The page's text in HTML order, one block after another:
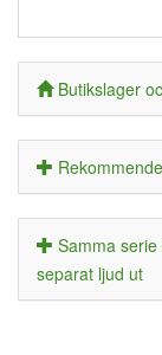
Butikslager
Samma
separat ljud ut